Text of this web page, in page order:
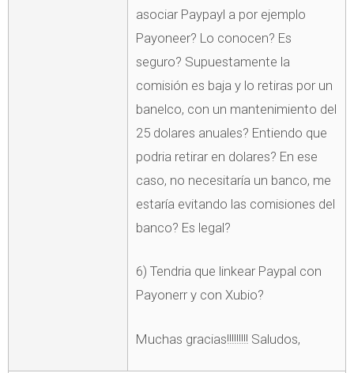
asociar Paypayl a por ejemplo
Payoneer? Lo conocen? Es
seguro? Supuestamente la
comisión es baja y lo retiras por un
banelco, con un mantenimiento del
25 dolares anuales? Entiendo que
podria retirar en dolares? En ese
caso, no necesitaría un banco, me
estaría evitando las comisiones del
banco? Es legal?
6) Tendria que linkear Paypal con
Payonerr y con Xubio?
Muchas gracias!!!!!!!!! Saludos,